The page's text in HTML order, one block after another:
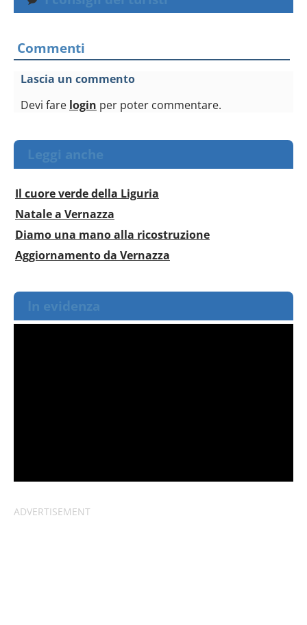
Commenti
Lascia un commento
Devi fare login per poter commentare.
Leggi anche
Il cuore verde della Liguria
Natale a Vernazza
Diamo una mano alla ricostruzione
Aggiornamento da Vernazza
In evidenza